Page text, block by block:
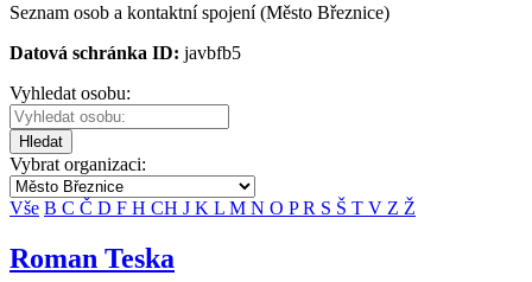
Seznam osob a kontaktní spojení (Město Březnice)
Datová schránka ID: javbfb5
Vyhledat osobu:
Hledat
Vybrat organizaci:
Vše B C Č D F H CH J K L M N O PR S Š T V Z Ž
Roman Teska